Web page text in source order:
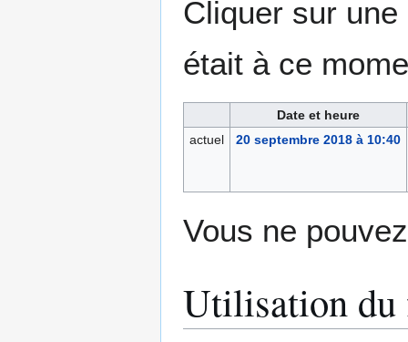
Cliquer sur
était à ce
Date et heure
actuel
20 septembre 2018 à 10:40
Vous ne
Utilisation du